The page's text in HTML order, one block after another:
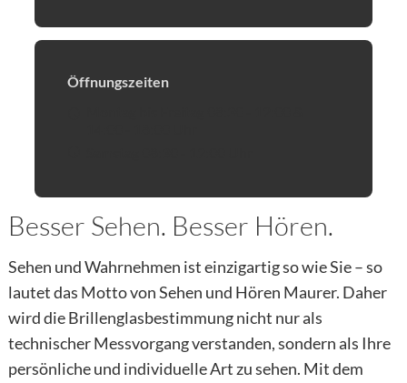
Öffnungszeiten
Besser Sehen. Besser Hören.
Sehen und Wahrnehmen ist einzigartig so wie Sie – so
lautet das Motto von Sehen und Hören Maurer. Daher
wird die Brillenglasbestimmung nicht nur als
technischer Messvorgang verstanden, sondern als Ihre
persönliche und individuelle Art zu sehen. Mit dem